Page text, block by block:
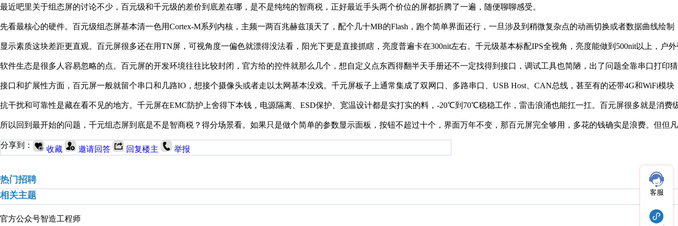
最近吧里关于组态屏的讨论不少，百元级和千元级的差价到底差在哪，是不是纯纯的智商税，正好最近手头两个价位的屏都折腾了一遍，随便聊聊感受。
先看最核心的硬件。百元级组态屏基本清一色用Cortex-M系列内核，主频一两百兆赫兹顶天了，配个几十MB的Flash，跑个简单界面还行，一旦涉及到稍微复杂点的动画切换或者数据曲线
显示素质这块差距更直观。百元屏很多还在用TN屏，可视角度一偏色就漂得没法看，阳光下更是直接抓瞎，亮度普遍卡在300nit左右。千元级基本标配IPS全视角，亮度能做到500nit以上，
软件生态是很多人容易忽略的点。百元屏的开发环境往往比较封闭，官方给的控件就那么几个，想自定义点东西得翻半天手册还不一定找得到接口，调试工具也简陋，出了问题全靠串口
接口和扩展性方面，百元屏一般就留个串口和几路IO，想接个摄像头或者走以太网基本没戏。千元屏板子上通常集成了双网口、多路串口、USB Host、CAN总线，甚至有的还带4G和WiFi模
抗干扰和可靠性是藏在看不见的地方。千元屏在EMC防护上舍得下本钱，电源隔离、ESD保护、宽温设计都是实打实的料，-20℃到70℃稳稳工作，雷击浪涌也能扛一扛。百元屏很多就是
所以回到最开始的问题，千元组态屏到底是不是智商税？得分场景看。如果只是做个简单的参数显示面板，按钮不超过十个，界面万年不变，那百元屏完全够用，多花的钱确实是浪费。
分享到： 收藏 邀请回答 回复楼主 举报
热门招聘
相关主题
官方公众号智造工程师
客服